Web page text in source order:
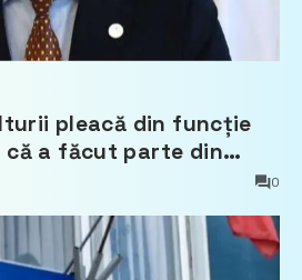
pleacă din funcție
că a făcut parte din
0